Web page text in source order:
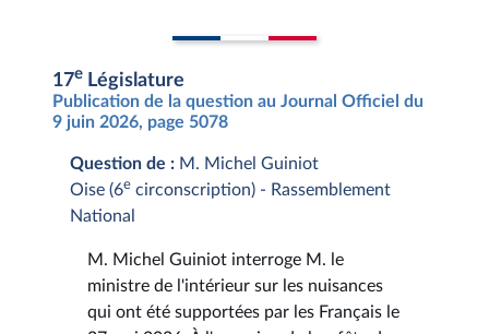
17e Législature
Publication de la question au Journal Officiel du
9 juin 2026, page 5078
Question de : M. Michel Guiniot
Oise (6e circonscription) - Rassemblement
National
M. Michel Guiniot interroge M. le
ministre de l'intérieur sur les nuisances
qui ont été supportées par les Français le